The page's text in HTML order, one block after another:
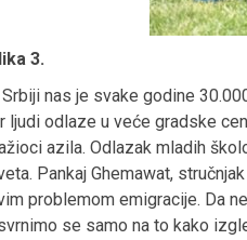
3.
Srbiji nas je svake godine
ljudi odlaze u veće gradske
azila. Odlazak mladih
Pankaj Ghemawat,
problemom emigracije. Da
se samo na to kako